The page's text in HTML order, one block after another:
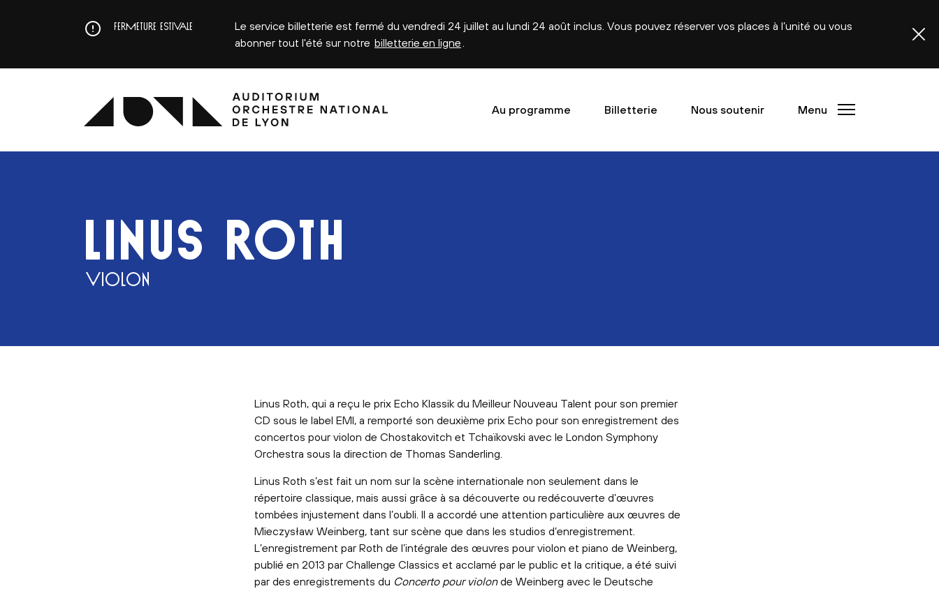
FERMETURE ESTIVALE
Le service billetterie est fermé du vendredi 24 juillet au lundi 24 août inclus. Vous pouvez réserver vos places à l’unité ou vous
abonner tout l'été sur notre billetterie en ligne
Au programme Billetterie Nous soutenir Menu
LINUS ROTH
VIOLON
Linus Roth, qui a reçu le prix Echo Klassik du Meilleur Nouveau Talent pour son premier
CD sous le label EMI, a remporté son deuxième prix Echo pour son enregistrement des
concertos pour violon de Chostakovitch et Tchaïkovski avec le London Symphony
Orchestra sous la direction de Thomas Sanderling.
Linus Roth s’est fait un nom sur la scène internationale non seulement dans le
répertoire classique, mais aussi grâce à sa découverte ou redécouverte d’œuvres
tombées injustement dans l’oubli. Il a accordé une attention particulière aux œuvres de
Mieczysław Weinberg, tant sur scène que dans les studios d’enregistrement.
L’enregistrement par Roth de l’intégrale des œuvres pour violon et piano de Weinberg,
publié en 2013 par Challenge Classics et acclamé par le public et la critique, a été suivi
par des enregistrements du Concerto pour violonde Weinberg avec le Deutsche